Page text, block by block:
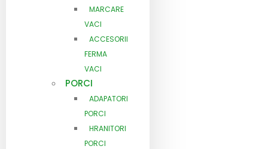
MARCARE
VACI
ACCESORII
FERMA
VACI
PORCI
ADAPATORI
PORCI
HRANITORI
PORCI